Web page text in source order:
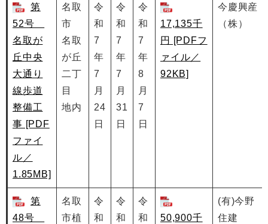
第
52号
名取が
丘中央
大通り
線歩道
整備工
事 [PDF
ファイ
ル／
1.85MB]
名取
市
名取
が丘
二丁
目
地内
令
和
7
年
7
月
24
日
令
和
7
年
7
月
31
日
令
和
7
年
8
月
7
日
17,135千
円 [PDFフ
ァイル／
92KB]
今慶興産
（株）
第
48号
名取
市植
令
和
令
和
令
和
50,900千
(有)今野
住建